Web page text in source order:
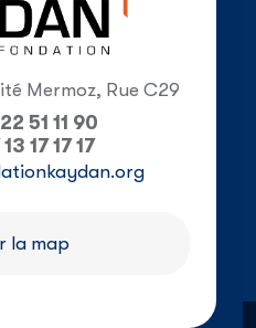
Mermoz, Rue C29
51 11 90
17 17 17
la map